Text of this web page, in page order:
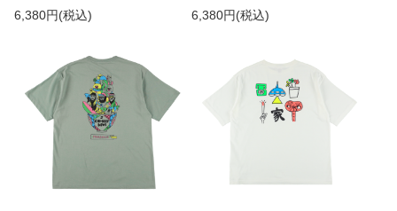
6,380円(税込)
6,380円(税込)